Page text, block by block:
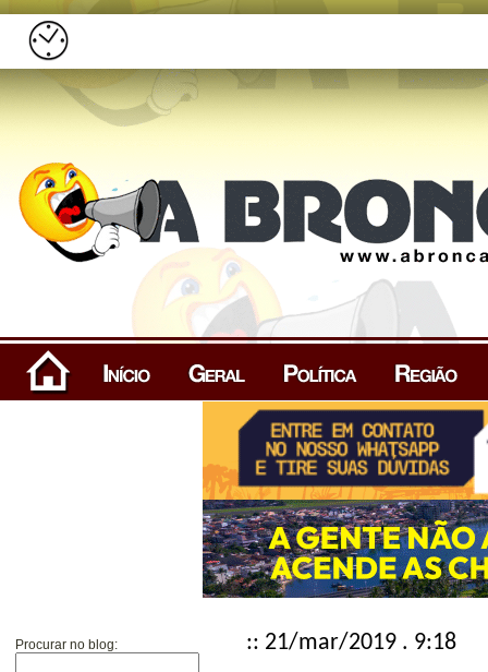
Procurar no blog: :: 21/mar/2019 . 9:18